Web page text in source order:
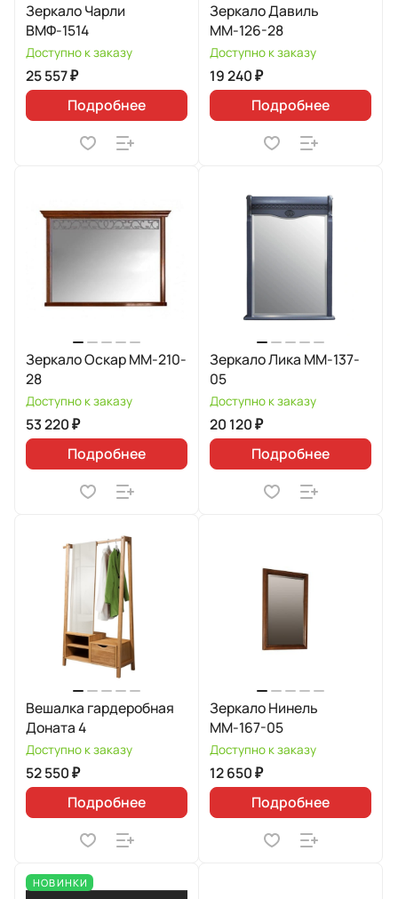
Зеркало Чарли
ВМФ-1514
Доступно к заказу
25 557 ₽
Подробнее
Зеркало Давиль
ММ-126-28
Доступно к заказу
19 240 ₽
Подробнее
Зеркало Оскар ММ-210-
28
Доступно к заказу
53 220 ₽
Подробнее
Зеркало Лика ММ-137-
05
Доступно к заказу
20 120 ₽
Подробнее
Вешалка гардеробная
Доната 4
Доступно к заказу
52 550 ₽
Подробнее
Зеркало Нинель
ММ-167-05
Доступно к заказу
12 650 ₽
Подробнее
НОВИНКИ